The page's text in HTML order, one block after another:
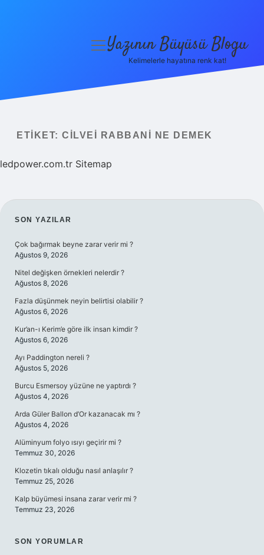
Yasal Uyarı
Hakkımızda
menüyü
Yazının Büyüsü Blogu
Kelimelerle hayatına renk kat!
ETIKET: CILVEI RABBANI NE DEMEK
ledpower.com.tr Sitemap
SIDEBAR
SON YAZILAR
Çok bağırmak beyne zarar verir mi ?
Ağustos 9, 2026
Nitel değişken örnekleri nelerdir ?
Ağustos 8, 2026
Fazla düşünmek neyin belirtisi olabilir ?
Ağustos 6, 2026
Kur’an-ı Kerim’e göre ilk insan kimdir ?
Ağustos 6, 2026
Ayı Paddington nereli ?
Ağustos 5, 2026
Burcu Esmersoy yüzüne ne yaptırdı ?
Ağustos 4, 2026
Arda Güler Ballon d’Or kazanacak mı ?
Ağustos 4, 2026
Alüminyum folyo ısıyı geçirir mi ?
Temmuz 30, 2026
Klozetin tıkalı olduğu nasıl anlaşılır ?
Temmuz 25, 2026
Kalp büyümesi insana zarar verir mi ?
Temmuz 23, 2026
SON YORUMLAR